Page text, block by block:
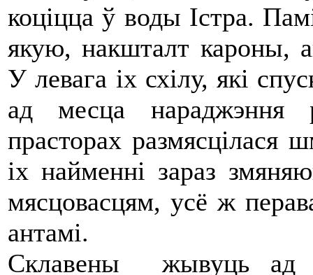
коціцца ў воды Істра.
якую, накшталт кароны,
У левага іх схілу, які
ад месца нараджэння
прасторах размясцілася
іх найменні зараз
мясцовасцям, усё ж
антамі.
Склавены жывуць ад